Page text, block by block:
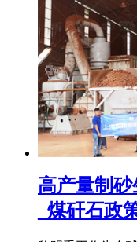
高产量制
_煤矸石政